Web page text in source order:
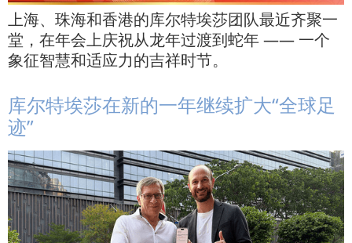
上海、珠海和香港的库尔特埃莎团队最近齐聚一
堂，在年会上庆祝从龙年过渡到蛇年 —— 一个
象征智慧和适应力的吉祥时节。
库尔特埃莎在新的一年继续扩大“全球足
迹”